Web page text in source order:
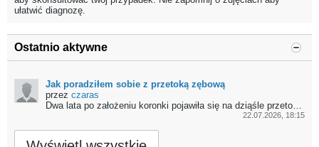
ułatwić diagnozę.
Ostatnio aktywne
Jak poradziłem sobie z przetoką zębową
przez czaras
Dwa lata po założeniu koronki pojawiła się na dziąśle przetoka zębowa. Poszedłem do dentysty, który zrobił...
22.07.2026, 18:15